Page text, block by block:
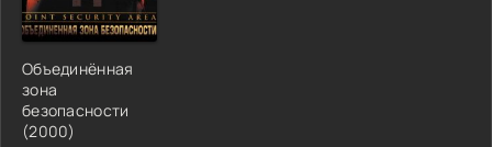
Объединённая
зона
безопасности
(2000)